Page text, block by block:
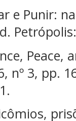
e Punir:
Peace,
nº 3, pp.